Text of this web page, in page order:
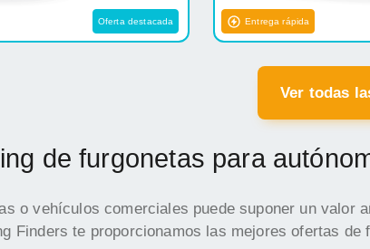
Oferta destacada Entrega rápida
Ver todas
de furgonetas para
o vehículos comerciales puede suponer un
Finders te proporcionamos las mejores ofertas de